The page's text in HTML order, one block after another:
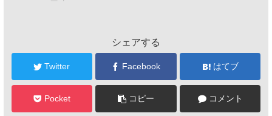
シェアする
Twitter Facebook はてブ
Pocket コピー コメント